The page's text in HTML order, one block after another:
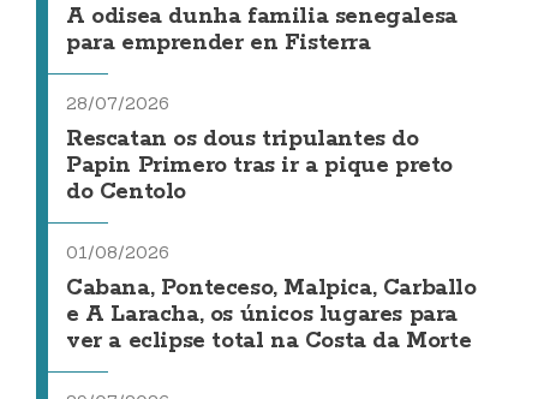
A odisea dunha familia senegalesa
para emprender en Fisterra
28/07/2026
Rescatan os dous tripulantes do
Papin Primero tras ir a pique preto
do Centolo
01/08/2026
Cabana, Ponteceso, Malpica, Carballo
e A Laracha, os únicos lugares para
ver a eclipse total na Costa da Morte